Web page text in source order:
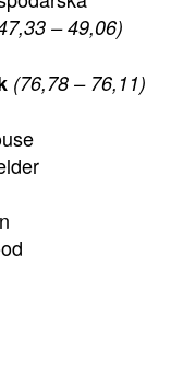
– 49,06)
(76,78 – 76,11)